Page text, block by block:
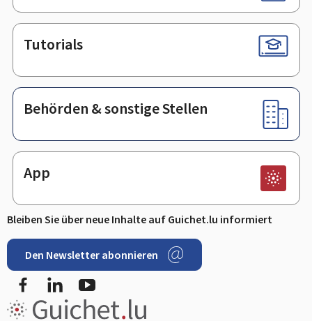
Tutorials
Behörden & sonstige Stellen
App
Bleiben Sie über neue Inhalte auf Guichet.lu informiert
Den Newsletter abonnieren
FacebookLinkedIn